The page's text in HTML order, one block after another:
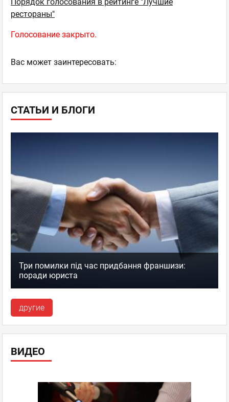
СТАТЬИ И БЛОГИ
Три помилки під час придбання франшизи:
поради юриста
другие
ВИДЕО
рестораны"
Голосование закрыто.
Ваc может заинтересовать: